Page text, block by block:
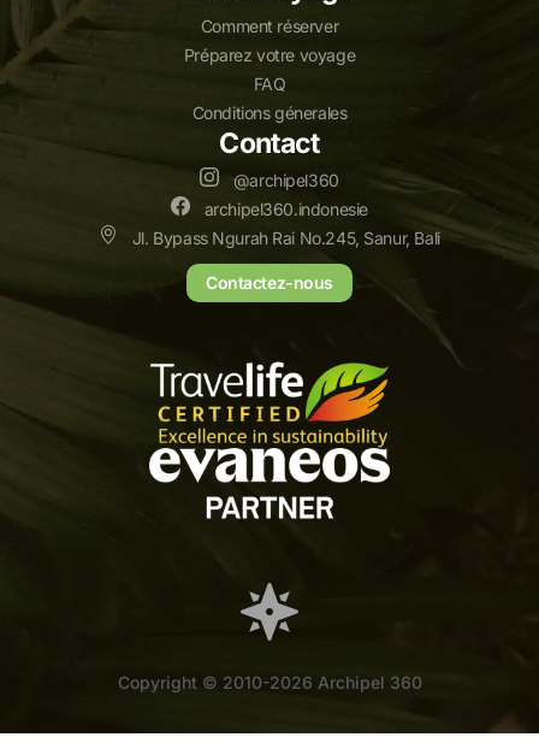
Comment réserver
Préparez votre voyage
FAQ
Conditions génerales
Contact
@archipel360
archipel360.indonesie
Jl. Bypass Ngurah Rai No.245, Sanur, Bali
Contactez-nous
Copyright © 2010-2026 Archipel 360